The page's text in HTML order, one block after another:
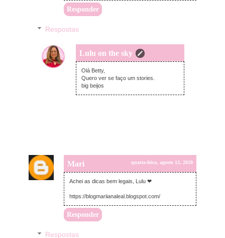
Responder
Respostas
Lulu on the sky
quarta-feira, agosto 12, 2020
Olá Betty,
Quero ver se faço um stories.
big beijos
Mari quarta-feira, agosto 12, 2020
Achei as dicas bem legais, Lulu ❤
https://blogmariianaleal.blogspot.com/
Responder
Respostas